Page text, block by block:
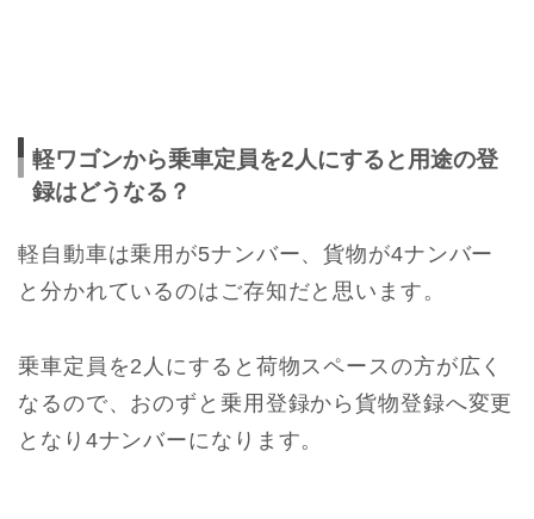
軽ワゴンから乗車定員を2人にすると用途の登
録はどうなる？
軽自動車は乗用が5ナンバー、貨物が4ナンバー
と分かれているのはご存知だと思います。
乗車定員を2人にすると荷物スペースの方が広く
なるので、おのずと乗用登録から貨物登録へ変更
となり4ナンバーになります。